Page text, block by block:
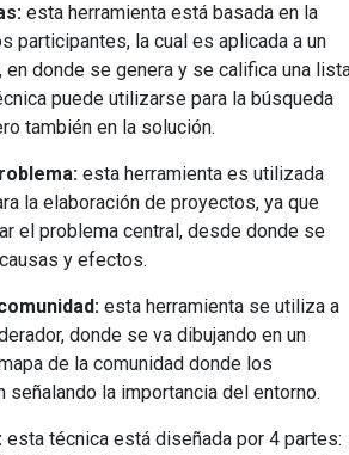
esta herramienta está basada en la
participantes, la cual es aplicada a un
en donde se genera y se califica una
puede utilizarse para la búsqueda
también en la solución.
esta herramienta es utilizada
la elaboración de proyectos, ya que
el problema central, desde donde se
y efectos.
esta herramienta se utiliza a
donde se va dibujando en un
de la comunidad donde los
señalando la importancia del entorno.
esta técnica está diseñada por 4 partes: